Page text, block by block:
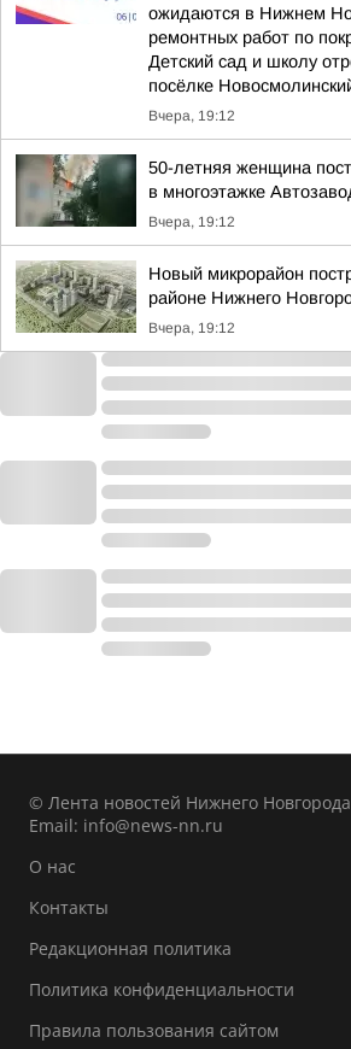
ожидаются в Нижнем
ремонтных работ по
Детский сад и школу
посёлке
Вчера, 19:12
50-летняя женщина
в многоэтажке
Вчера, 19:12
Новый микрорайон
районе Нижнего
Вчера, 19:12
© Лента новостей Нижнего Новгорода
Email: info@news-nn.ru
О нас
Контакты
Редакционная политика
Политика конфиденциальности
Правила пользования сайтом